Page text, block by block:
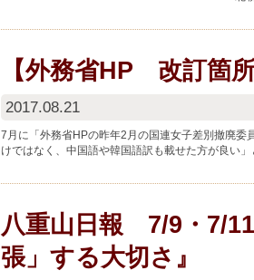
【外務省HP 改訂箇
2017.08.21
7月に「外務省HPの昨年2月の国連女子差別撤廃
けではなく、中国語や韓国語訳も載せた方が良い
八重山日報 7/9・7/
張」する大切さ』